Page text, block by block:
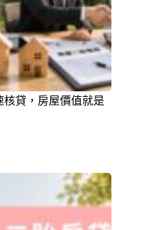
貸，房屋價值就是